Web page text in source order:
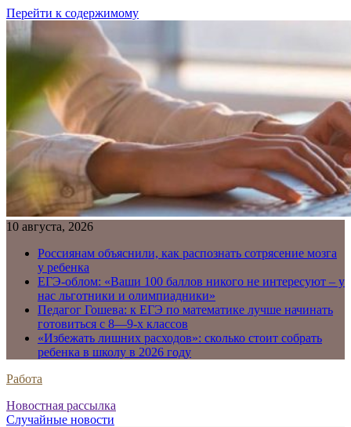
Перейти к содержимому
10 августа, 2026
Россиянам объяснили, как распознать сотрясение мозга
у ребенка
ЕГЭ-облом: «Ваши 100 баллов никого не интересуют – у
нас льготники и олимпиадники»
Педагог Гошева: к ЕГЭ по математике лучше начинать
готовиться с 8—9-х классов
«Избежать лишних расходов»: сколько стоит собрать
ребенка в школу в 2026 году
Работа
Новостная рассылка
Случайные новости